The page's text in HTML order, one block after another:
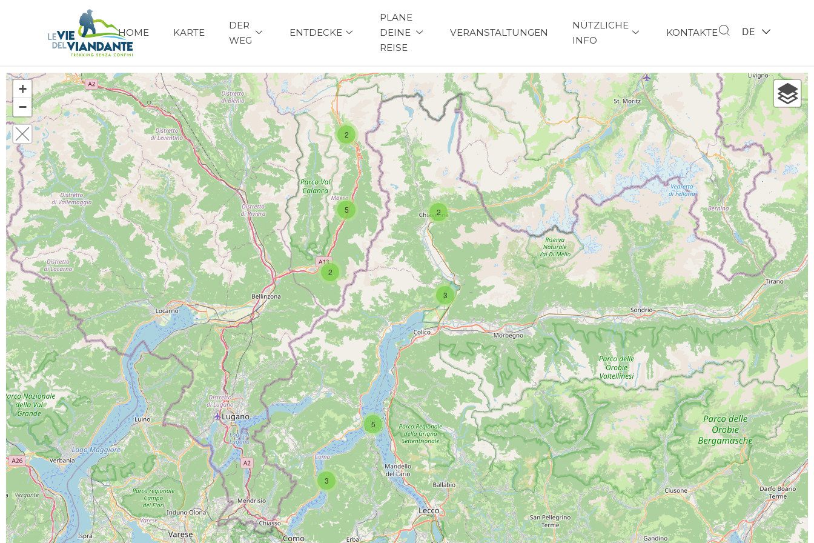
HOME KARTE
DER
WEG
ENTDECKE
PLANE
DEINE
REISE
VERANSTALTUNGEN
NÜTZLICHE
INFO
KONTAKTE DE
3
5
2
3
2
5
2
+
−
PROGETTO CO-FINANZIATO DA:
CAPOFILA:
PARTNER DI PROGETTO:
SCARICA L'APP
PAGINE SOCIAL